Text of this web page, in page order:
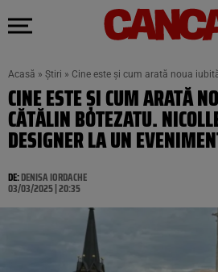
Acasă » Știri » Cine este și cum arată noua
CINE ESTE ȘI CUM ARATĂ
CĂTĂLIN BOTEZATU.
DESIGNER LA UN
DE:DENISA IORDACHE
03/03/2025 | 20:35